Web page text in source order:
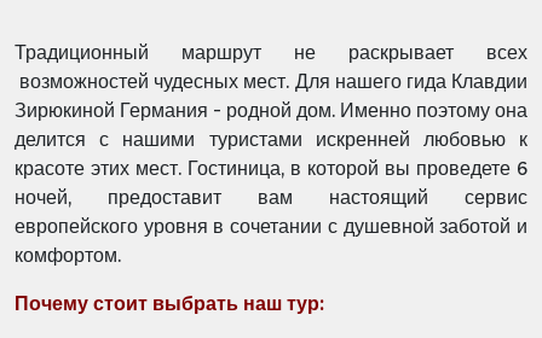
Традиционный маршрут не раскрывает всех
возможностей чудесных мест. Для нашего гида Клавдии
Зирюкиной Германия - родной дом. Именно поэтому она
делится с нашими туристами искренней любовью к
красоте этих мест. Гостиница, в которой вы проведете 6
ночей, предоставит вам настоящий сервис
европейского уровня в сочетании с душевной заботой и
комфортом.
Почему стоит выбрать наш тур: